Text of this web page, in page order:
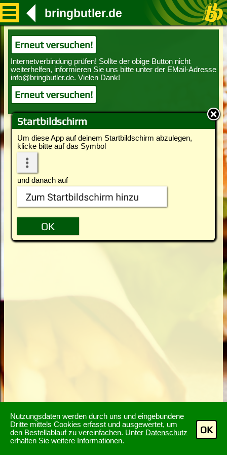
Nutzungsdaten werden durch uns und eingebundene
Dritte mittels Cookies erfasst und ausgewertet, um
den Bestellablauf zu vereinfachen. Unter Datenschutz
erhalten Sie weitere Informationen.
OK
Startbildschirm
Um diese App auf deinem Startbildschirm abzulegen,
klicke bitte auf das Symbol
und danach auf
bringbutler.de
Erneut versuchen!
Erneut versuchen!